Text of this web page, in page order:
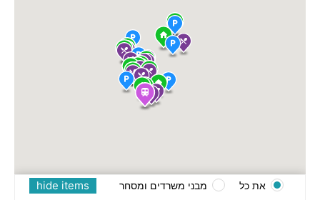
hide items את כל
מבני משרדים ומסחר